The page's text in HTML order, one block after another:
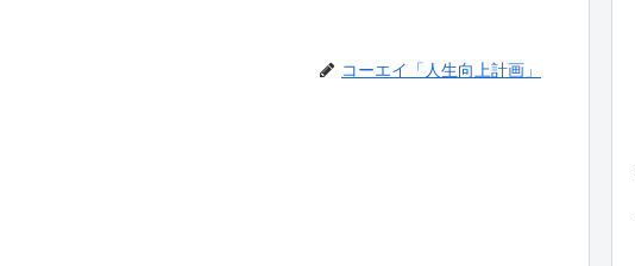
コーエイ「人生向上計画」